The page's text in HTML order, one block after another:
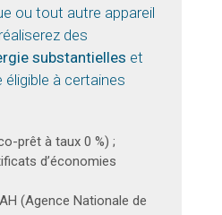
ou tout autre appareil
des
substantielles et
à certaines
prêt à taux 0 %) ;
d’économies
(Agence Nationale de